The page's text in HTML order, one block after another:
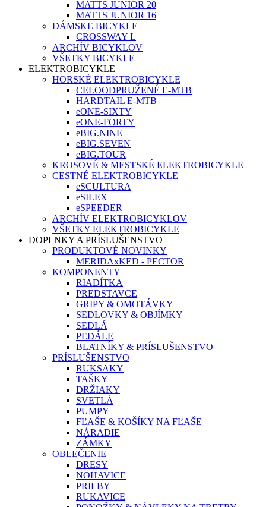
MATTS JUNIOR 20
MATTS JUNIOR 16
DÁMSKE BICYKLE
CROSSWAY L
ARCHÍV BICYKLOV
VŠETKY BICYKLE
ELEKTROBICYKLE
HORSKÉ ELEKTROBICYKLE
CELOODPRUŽENÉ E-MTB
HARDTAIL E-MTB
eONE-SIXTY
eONE-FORTY
eBIG.NINE
eBIG.SEVEN
eBIG.TOUR
KROSOVÉ & MESTSKÉ ELEKTROBICYKLE
CESTNÉ ELEKTROBICYKLE
eSCULTURA
eSILEX+
eSPEEDER
ARCHÍV ELEKTROBICYKLOV
VŠETKY ELEKTROBICYKLE
DOPLNKY A PRÍSLUŠENSTVO
PRODUKTOVÉ NOVINKY
MERIDAxKED - PECTOR
KOMPONENTY
RIADÍTKA
PREDSTAVCE
GRIPY & OMOTÁVKY
SEDLOVKY & OBJÍMKY
SEDLÁ
PEDÁLE
BLATNÍKY & PRÍSLUŠENSTVO
PRÍSLUŠENSTVO
RUKSAKY
TAŠKY
DRŽIAKY
SVETLÁ
PUMPY
FĽAŠE & KOŠÍKY NA FĽAŠE
NÁRADIE
ZÁMKY
OBLEČENIE
DRESY
NOHAVICE
PRILBY
RUKAVICE